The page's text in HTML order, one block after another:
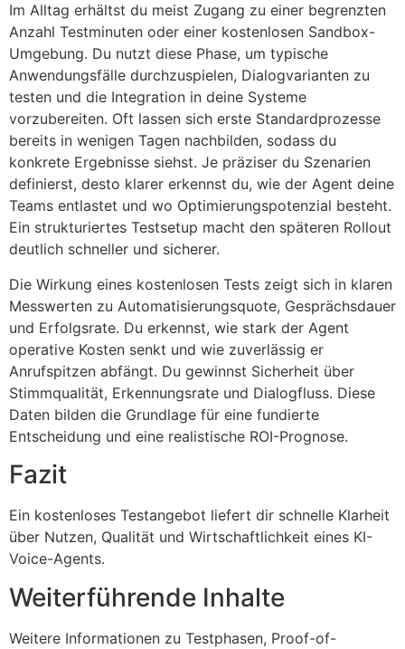
Im Alltag erhältst du meist Zugang zu einer begrenzten
Anzahl Testminuten oder einer kostenlosen Sandbox-
Umgebung. Du nutzt diese Phase, um typische
Anwendungsfälle durchzuspielen, Dialogvarianten zu
testen und die Integration in deine Systeme
vorzubereiten. Oft lassen sich erste Standardprozesse
bereits in wenigen Tagen nachbilden, sodass du
konkrete Ergebnisse siehst. Je präziser du Szenarien
definierst, desto klarer erkennst du, wie der Agent deine
Teams entlastet und wo Optimierungspotenzial besteht.
Ein strukturiertes Testsetup macht den späteren Rollout
deutlich schneller und sicherer.
Die Wirkung eines kostenlosen Tests zeigt sich in klaren
Messwerten zu Automatisierungsquote, Gesprächsdauer
und Erfolgsrate. Du erkennst, wie stark der Agent
operative Kosten senkt und wie zuverlässig er
Anrufspitzen abfängt. Du gewinnst Sicherheit über
Stimmqualität, Erkennungsrate und Dialogfluss. Diese
Daten bilden die Grundlage für eine fundierte
Entscheidung und eine realistische ROI-Prognose.
Fazit
Ein kostenloses Testangebot liefert dir schnelle Klarheit
über Nutzen, Qualität und Wirtschaftlichkeit eines KI-
Voice-Agents.
Weiterführende Inhalte
Weitere Informationen zu Testphasen, Proof-of-